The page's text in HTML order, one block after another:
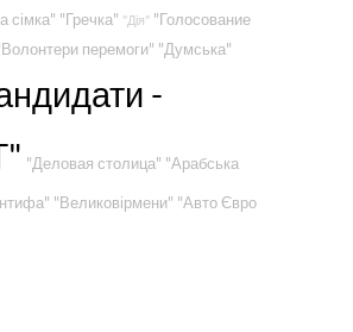
сімка" "Гречка" "Дія" "Голосование
перемоги" "Думська"
-
"Деловая столица" "Арабська
"Великовірмени" "Авто Євро